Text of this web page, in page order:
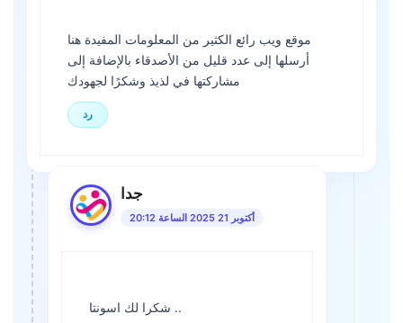
موقع ويب رائع الكثير من المعلومات المفيدة هنا
أرسلها إلى عدد قليل من الأصدقاء بالإضافة إلى
مشاركتها في لذيذ وشكرًا لجهودك
رد
جدا
أكتوبر 21 2025 الساعة 20:12
شكرا لك اسونتا ..